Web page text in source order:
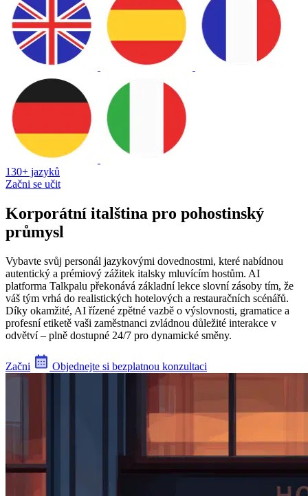
130+ jazyků
Začni se učit
Korporátní italština pro pohostinský
průmysl
Vybavte svůj personál jazykovými dovednostmi, které nabídnou
autentický a prémiový zážitek italsky mluvícím hostům. AI
platforma Talkpalu překonává základní lekce slovní zásoby tím, že
váš tým vrhá do realistických hotelových a restauračních scénářů.
Díky okamžité, AI řízené zpětné vazbě o výslovnosti, gramatice a
profesní etiketě vaši zaměstnanci zvládnou důležité interakce v
odvětví – plně dostupné 24/7 pro dynamické směny.
Začni Objednejte si bezplatnou konzultaci